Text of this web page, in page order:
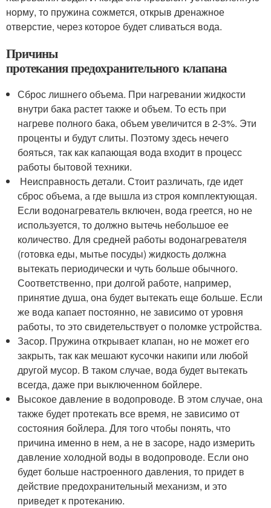
норму, то пружина сожмется, открыв дренажное
отверстие, через которое будет сливаться вода.
Причины
протекания предохранительного клапана
Сброс лишнего объема. При нагревании жидкости
внутри бака растет также и объем. То есть при
нагреве полного бака, объем увеличится в 2-3%. Эти
проценты и будут слиты. Поэтому здесь нечего
бояться, так как капающая вода входит в процесс
работы бытовой техники.
Неисправность детали. Стоит различать, где идет
сброс объема, а где вышла из строя комплектующая.
Если водонагреватель включен, вода греется, но не
используется, то должно вытечь небольшое ее
количество. Для средней работы водонагревателя
(готовка еды, мытье посуды) жидкость должна
вытекать периодически и чуть больше обычного.
Соответственно, при долгой работе, например,
принятие душа, она будет вытекать еще больше. Если
же вода капает постоянно, не зависимо от уровня
работы, то это свидетельствует о поломке устройства.
Засор. Пружина открывает клапан, но не может его
закрыть, так как мешают кусочки накипи или любой
другой мусор. В таком случае, вода будет вытекать
всегда, даже при выключенном бойлере.
Высокое давление в водопроводе. В этом случае, она
также будет протекать все время, не зависимо от
состояния бойлера. Для того чтобы понять, что
причина именно в нем, а не в засоре, надо измерить
давление холодной воды в водопроводе. Если оно
будет больше настроенного давления, то придет в
действие предохранительный механизм, и это
приведет к протеканию.